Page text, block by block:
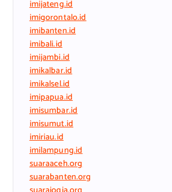
imijateng.id
imigorontalo.id
imibanten.id
imibali.id
imijambi.id
imikalbar.id
imikalsel.id
imipapua.id
imisumbar.id
imisumut.id
imiriau.id
imilampung.id
suaraaceh.org
suarabanten.org